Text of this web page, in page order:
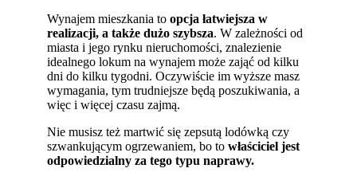
Wynajem mieszkania to opcja łatwiejsza w
realizacji, a także dużo szybsza. W zależności od
miasta i jego rynku nieruchomości, znalezienie
idealnego lokum na wynajem może zająć od kilku
dni do kilku tygodni. Oczywiście im wyższe masz
wymagania, tym trudniejsze będą poszukiwania, a
więc i więcej czasu zajmą.
Nie musisz też martwić się zepsutą lodówką czy
szwankującym ogrzewaniem, bo towłaściciel jest
odpowiedzialny za tego typu naprawy.